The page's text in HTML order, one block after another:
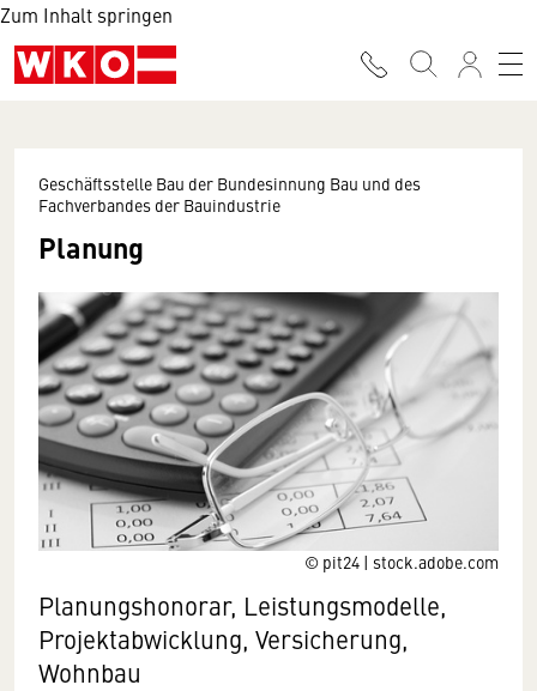
Zum Inhalt springen
© pit24 | stock.adobe.com
Geschäftsstelle Bau der Bundesinnung Bau und des
Fachverbandes der Bauindustrie
Planung
Planungshonorar, Leistungsmodelle,
Projektabwicklung, Versicherung,
Wohnbau